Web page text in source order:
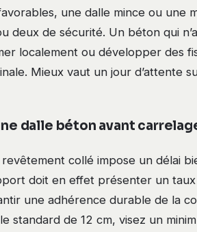
une dalle mince ou une
deux de sécurité. Un béton qui
localement ou développer des
Mieux vaut un jour d’attente
dalle béton avant
collé impose un délai
doit en effet présenter un taux
une adhérence durable de la
standard de 12 cm, visez un